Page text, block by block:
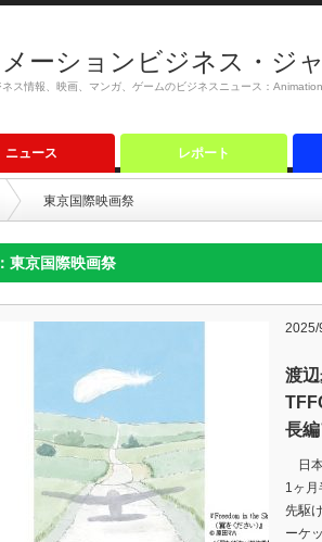
ーションビジネス・ジ
ネス情報、映画、マンガ、ゲームのビジネスニュース：
ニュース レポート
東京国際映画祭
東京国際映画祭
2025/
渡
長
日本
1ヶ
先駆
ーケ